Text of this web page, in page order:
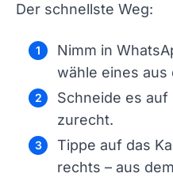
Der schnellste Weg:
Nimm in
wähle eines aus
Schneide es auf
zurecht.
Tippe auf das
rechts – aus